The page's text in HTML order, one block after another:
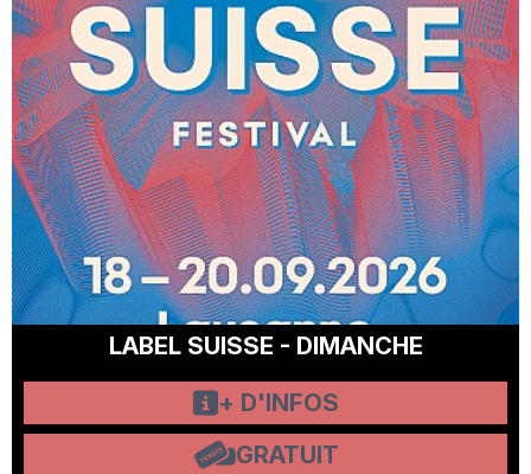
LABEL SUISSE - DIMANCHE
+ D'INFOS
GRATUIT